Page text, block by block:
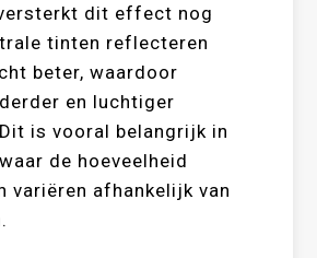
dit effect nog
tinten reflecteren
beter, waardoor
en luchtiger
is vooral belangrijk in
de hoeveelheid
variëren afhankelijk van